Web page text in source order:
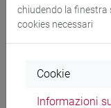
Didattica
chiudendo la
cookies necessari
Cookie
Informazioni